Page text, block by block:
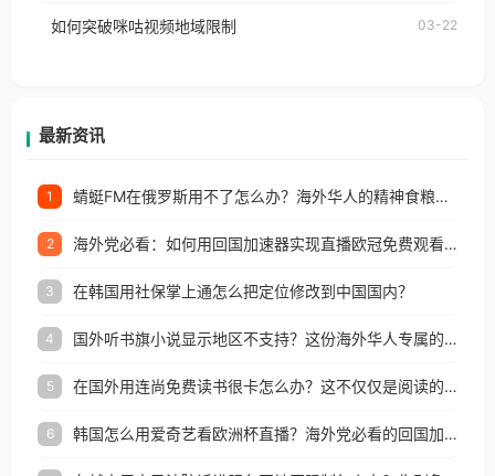
户收听网易云音乐地区版权限制」的问题，无论人在
如何突破咪咕视频地域限制 03-22
最新资讯
1 蜻蜓FM在俄罗斯用不了怎么办？海外华人的精神食粮补给方案
2 海外党必看：如何用回国加速器实现直播欧冠免费观看？附影视音乐全攻略
3 在韩国用社保掌上通怎么把定位修改到中国国内？
4 国外听书旗小说显示地区不支持？这份海外华人专属的国内内容解锁指南请收好
5 在国外用连尚免费读书很卡怎么办？这不仅仅是阅读的烦恼
6 韩国怎么用爱奇艺看欧洲杯直播？海外党必看的回国加速全攻略